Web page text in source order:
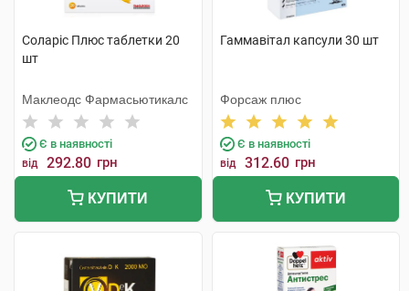
Соларіс Плюс таблетки 20
шт
Маклеодс Фармасьютикалс
Є в наявності
від 292.80 грн
КУПИТИ
Гаммавітал капсули 30 шт
Форсаж плюс
Є в наявності
від 312.60 грн
КУПИТИ